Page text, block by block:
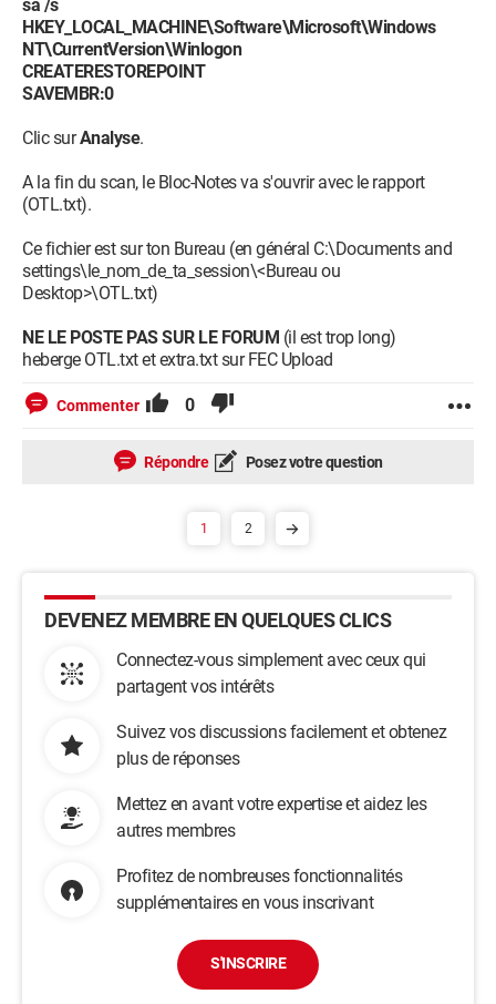
sa /s
HKEY_LOCAL_MACHINE\Software\Microsoft\Windows
NT\CurrentVersion\Winlogon
CREATERESTOREPOINT
SAVEMBR:0
Clic surAnalyse.
A la fin du scan, le Bloc-Notes va s'ouvrir avec le rapport
(OTL.txt).
Ce fichier est sur ton Bureau (en général C:\Documents and
settings\le_nom_de_ta_session\<Bureau ou
Desktop>\OTL.txt)
NE LE POSTE PAS SUR LE FORUM (il est trop long)
heberge OTL.txt et extra.txt sur FEC Upload
Commenter 0
Répondre Posez votre question
1 2
DEVENEZ MEMBRE EN QUELQUES CLICS
Connectez-vous simplement avec ceux qui
partagent vos intérêts
Suivez vos discussions facilement et obtenez
plus de réponses
Mettez en avant votre expertise et aidez les
autres membres
Profitez de nombreuses fonctionnalités
supplémentaires en vous inscrivant
S'INSCRIRE